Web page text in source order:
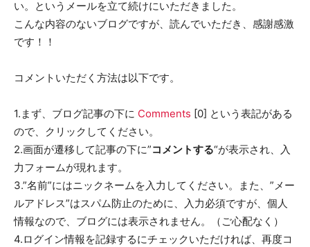
い。というメールを立て続けにいただきました。
こんな内容のないブログですが、読んでいただき、感謝感激
です！！
コメントいただく方法は以下です。
1.まず、ブログ記事の下に Comments [0] という表記がある
ので、クリックしてください。
2.画面が遷移して記事の下に”コメントする“が表示され、入
力フォームが現れます。
3.”名前”にはニックネームを入力してください。また、”メー
ルアドレス”はスパム防止のために、入力必須ですが、個人
情報なので、ブログには表示されません。（ご心配なく）
4.ログイン情報を記録するにチェックいただければ、再度コ